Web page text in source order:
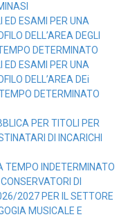
ED ESAMI PER UNA
DELL’AREA DEGLI
DETERMINATO
ED ESAMI PER UNA
DELL’AREA DEi
DETERMINATO
PER TITOLI PER
DI INCARICHI
TEMPO INDETERMINATO
DI
2027 PER IL SETTORE
MUSICALE E